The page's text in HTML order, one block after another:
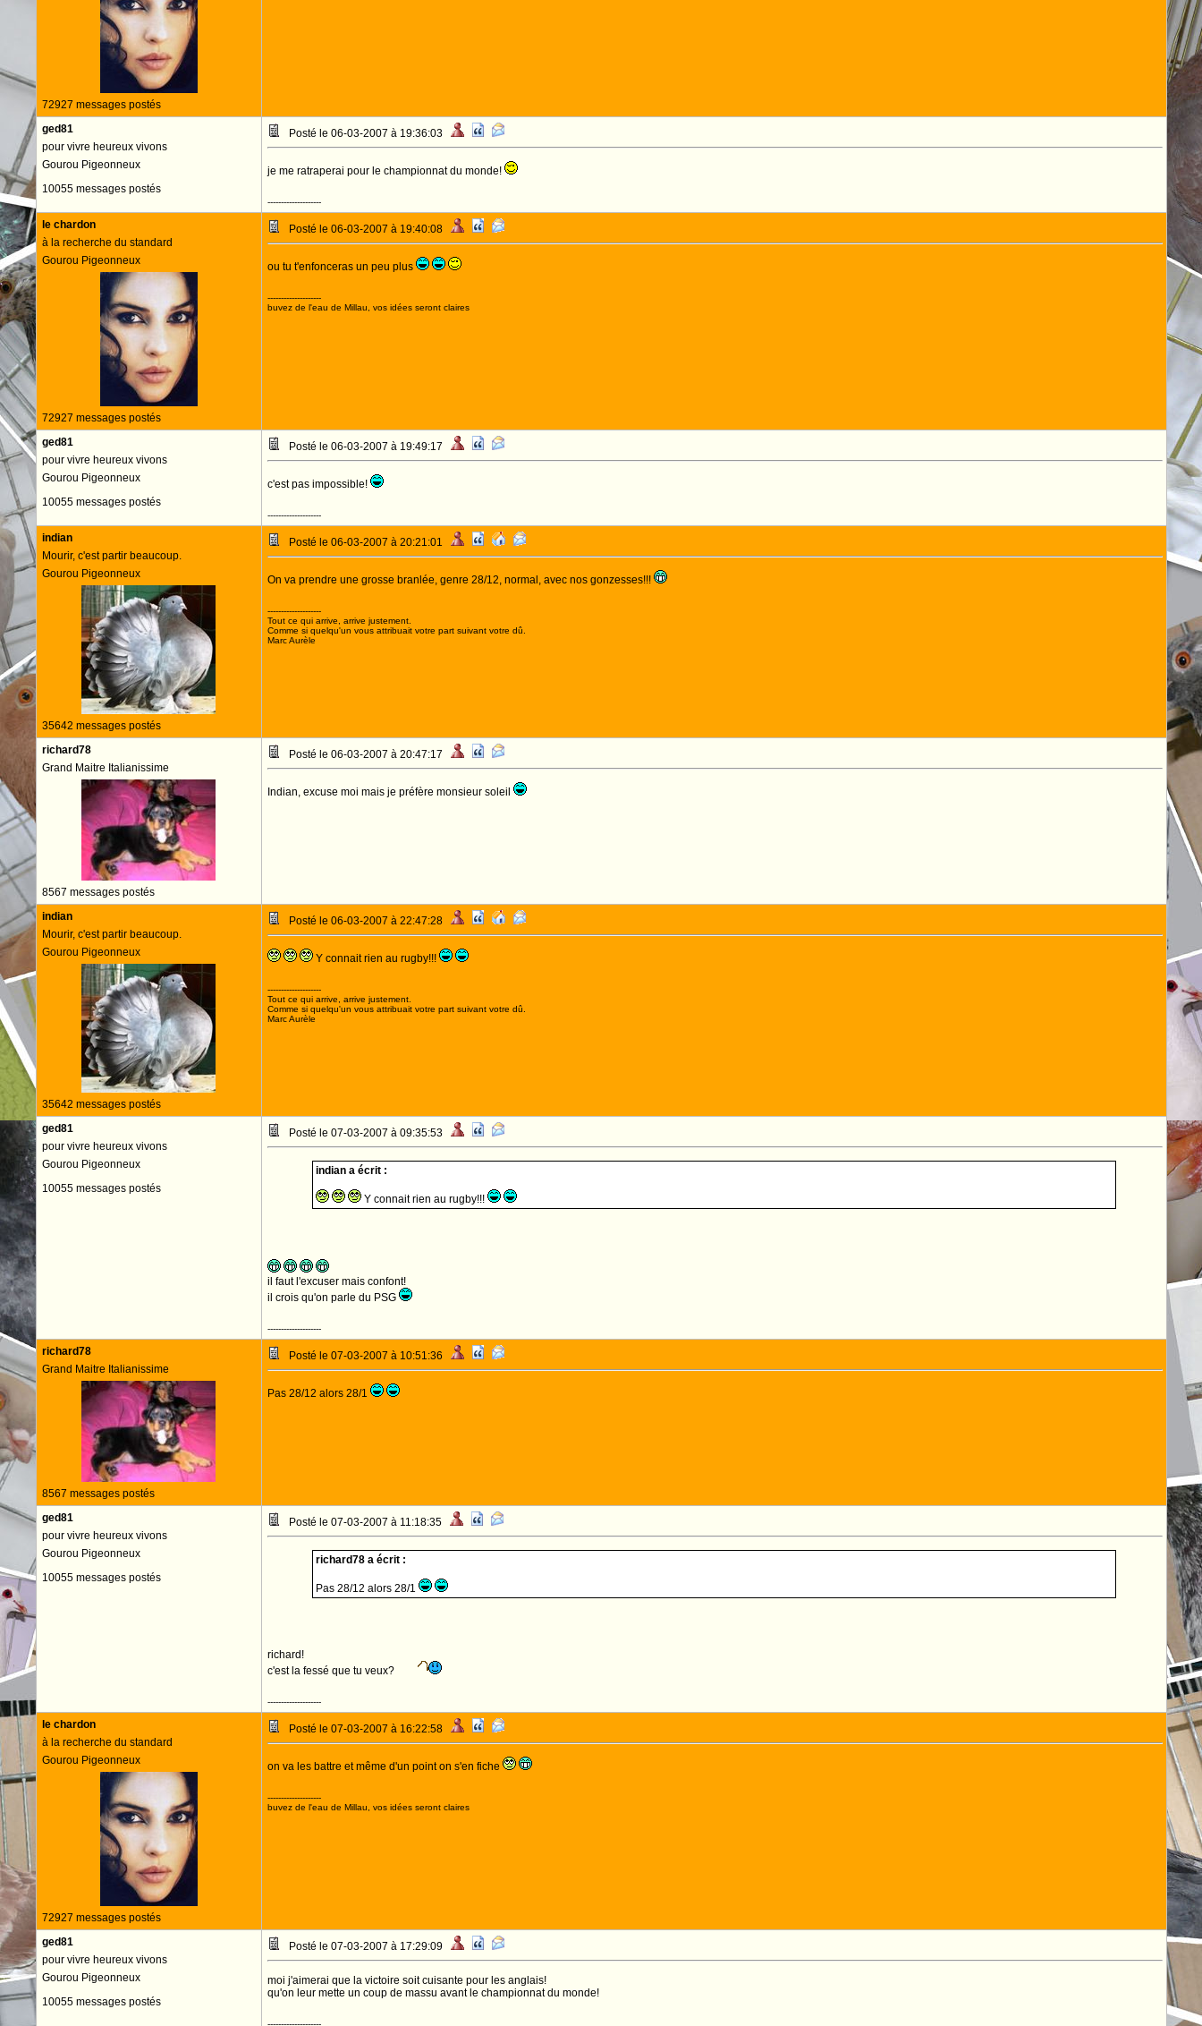
72927 messages postés
ged81
pour vivre heureux vivons
Gourou Pigeonneux
10055 messages postés
Posté le 06-03-2007 à 19:36:03
je me ratraperai pour le championnat du monde!
--------------------
le chardon
à la recherche du standard
Gourou Pigeonneux
72927 messages postés
Posté le 06-03-2007 à 19:40:08
ou tu t'enfonceras un peu plus
--------------------
buvez de l'eau de Millau, vos idées seront claires
ged81
pour vivre heureux vivons
Gourou Pigeonneux
10055 messages postés
Posté le 06-03-2007 à 19:49:17
c'est pas impossible!
--------------------
indian
Mourir, c'est partir beaucoup.
Gourou Pigeonneux
35642 messages postés
Posté le 06-03-2007 à 20:21:01
On va prendre une grosse branlée, genre 28/12, normal, avec nos gonzesses!!!
--------------------
Tout ce qui arrive, arrive justement.
Comme si quelqu'un vous attribuait votre part suivant votre dû.
Marc Aurèle
richard78
Grand Maitre Italianissime
8567 messages postés
Posté le 06-03-2007 à 20:47:17
Indian, excuse moi mais je préfère monsieur soleil
indian
Mourir, c'est partir beaucoup.
Gourou Pigeonneux
35642 messages postés
Posté le 06-03-2007 à 22:47:28
Y connait rien au rugby!!!
--------------------
Tout ce qui arrive, arrive justement.
Comme si quelqu'un vous attribuait votre part suivant votre dû.
Marc Aurèle
ged81
pour vivre heureux vivons
Gourou Pigeonneux
10055 messages postés
Posté le 07-03-2007 à 09:35:53
indian a écrit :
Y connait rien au rugby!!!
il faut l'excuser mais confont!
il crois qu'on parle du PSG
--------------------
richard78
Grand Maitre Italianissime
8567 messages postés
Posté le 07-03-2007 à 10:51:36
Pas 28/12 alors 28/1
ged81
pour vivre heureux vivons
Gourou Pigeonneux
10055 messages postés
Posté le 07-03-2007 à 11:18:35
richard78 a écrit :
Pas 28/12 alors 28/1
richard!
c'est la fessé que tu veux?
--------------------
le chardon
à la recherche du standard
Gourou Pigeonneux
72927 messages postés
Posté le 07-03-2007 à 16:22:58
on va les battre et même d'un point on s'en fiche
--------------------
buvez de l'eau de Millau, vos idées seront claires
ged81
pour vivre heureux vivons
Gourou Pigeonneux
10055 messages postés
Posté le 07-03-2007 à 17:29:09
moi j'aimerai que la victoire soit cuisante pour les anglais!
qu'on leur mette un coup de massu avant le championnat du monde!
--------------------